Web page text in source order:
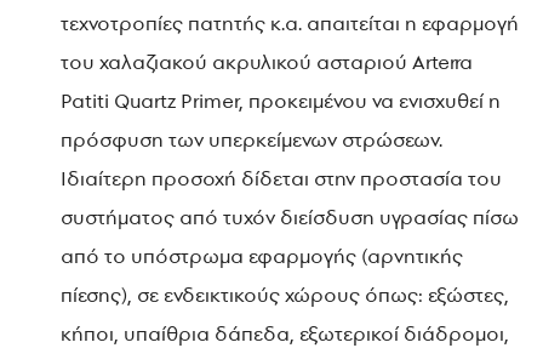
τεχνοτροπίες πατητής κ.α. απαιτείται η εφαρμογή
του χαλαζιακού ακρυλικού ασταριού Arterra
Patiti Quartz Primer, προκειμένου να ενισχυθεί η
πρόσφυση των υπερκείμενων στρώσεων.
Ιδιαίτερη προσοχή δίδεται στην προστασία του
συστήματος από τυχόν διείσδυση υγρασίας πίσω
από το υπόστρωμα εφαρμογής (αρνητικής
πίεσης), σε ενδεικτικούς χώρους όπως: εξώστες,
κήποι, υπαίθρια δάπεδα, εξωτερικοί διάδρομοι,